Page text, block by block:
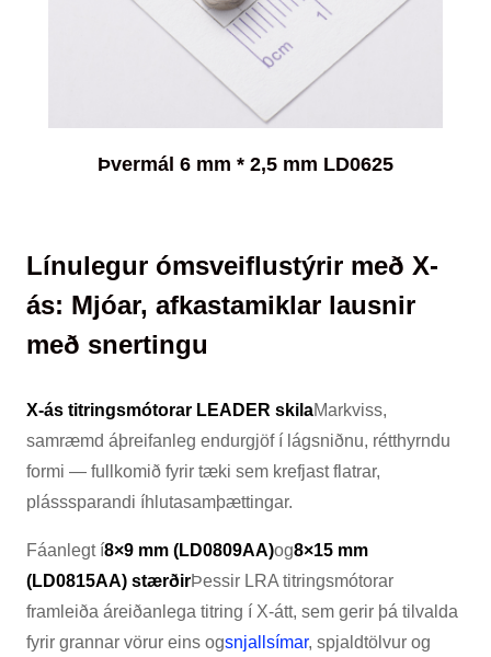
Þvermál 6 mm * 2,5 mm LD0625
Línulegur ómsveiflustýrir með X-
ás: Mjóar, afkastamiklar lausnir
með snertingu
X-ás titringsmótorar LEADER skilaMarkviss,
samræmd áþreifanleg endurgjöf í lágsniðnu, rétthyrndu
formi — fullkomið fyrir tæki sem krefjast flatrar,
plásssparandi íhlutasamþættingar.
Fáanlegt í8×9 mm (LD0809AA)og8×15 mm
(LD0815AA) stærðirÞessir LRA titringsmótorar
framleiða áreiðanlega titring í X-átt, sem gerir þá tilvalda
fyrir grannar vörur eins ogsnjallsímar, spjaldtölvur og